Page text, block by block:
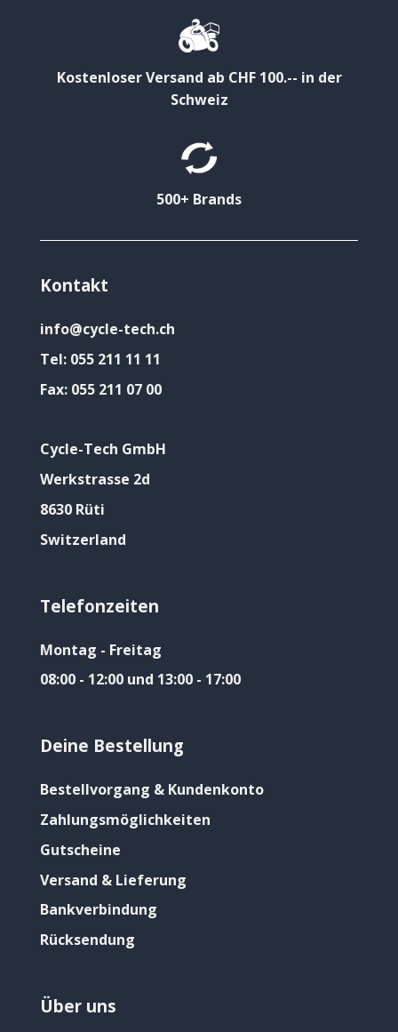
Kostenloser Versand ab CHF 100.-- in der
Schweiz
500+ Brands
Kontakt
info@cycle-tech.ch
Tel: 055 211 11 11
Fax: 055 211 07 00
Cycle-Tech GmbH
Werkstrasse 2d
8630 Rüti
Switzerland
Telefonzeiten
Montag - Freitag
08:00 - 12:00 und 13:00 - 17:00
Deine Bestellung
Bestellvorgang & Kundenkonto
Zahlungsmöglichkeiten
Gutscheine
Versand & Lieferung
Bankverbindung
Rücksendung
Über uns